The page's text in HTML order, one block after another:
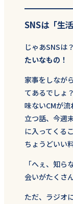
SNSは「生
じゃあSNSは
たいなもの！
家事をしなが
てあるでしょ
味ないCMが
立つ話、今週
に入ってくる
ちょうどいい
「へぇ、知
会いがたくさ
ただ、ラジオ